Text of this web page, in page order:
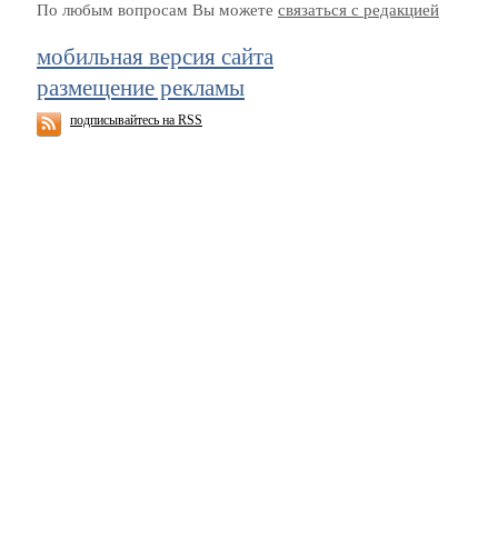
По любым вопросам Вы можете связаться с редакцией
мобильная версия сайта
размещение рекламы
подписывайтесь на RSS